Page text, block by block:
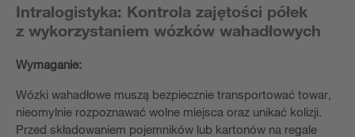
Intralogistyka: Kontrola zajętości półek
z wykorzystaniem wózków wahadłowych
Wymaganie:
Wózki wahadłowe muszą bezpiecznie transportować towar,
nieomylnie rozpoznawać wolne miejsca oraz unikać kolizji.
Przed składowaniem pojemników lub kartonów na regale